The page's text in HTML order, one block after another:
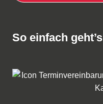
So einfach geht’s